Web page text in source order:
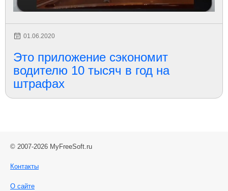
01.06.2020
Это приложение сэкономит
водителю 10 тысяч в год на
штрафах
© 2007-2026 MyFreeSoft.ru
Контакты
О сайте